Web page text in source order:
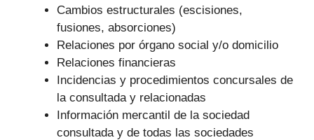
Cambios estructurales (escisiones,
fusiones, absorciones)
Relaciones por órgano social y/o domicilio
Relaciones financieras
Incidencias y procedimientos concursales de
la consultada y relacionadas
Información mercantil de la sociedad
consultada y de todas las sociedades